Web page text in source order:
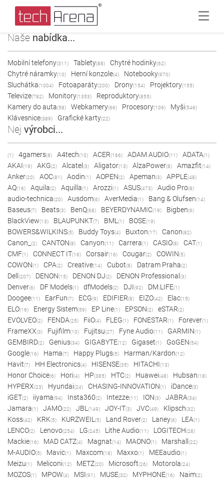
Naše nabídka...
Mobilní telefony(311) Tablety(88) Chytré hodinky(62)
Chytré náramky(10) Herní konzole(4) Notebooky(970)
Sluchátka(1004) Fotoaparáty(200) Drony(154) Projektory(155)
Televize(782) Monitory(1353) Reproduktory(855)
Kamery do auta(58) Webkamery(66) Procesory(109) Myši(546)
Klávesnice(389) Grafické karty(22)
Nej výrobci...
(1) 4gamers(8) A4tech(10) ACER(166) ADAM AUDIO(11) ADATA(1)
AKAI(19) AKG(2) Alcatel (3) Aligator(13) AlzaPower(8) Amazfit(14)
Anker(20) AOC(81) Aodin(1) AOPEN(2) Apeman(3) APPLE(48)
AQ(16) Aquila(2) Aquilla(1) Arozzi(1) ASUS(473) Audio Pro(8)
audio-technica(20) Ausdom(6) AverMedia(1) Bang & Olufsen(14)
Baseus(7) Beats(3) BenQ(68) BEYERDYNAMIC(19) Bigben(6)
BlackView(13) BLAUPUNKT(7) BML (1) BOSE(19)
BOWERS&WILKINS(5) Buddy Toys(4) Buxton(17) Canon(82)
Canon_ (2) CANTON(8) Canyon(11) Carrera(1) CASIO(8) CAT(1)
CMF(1) CONNECT IT(16) Corsair(16) Cougar(2) COWIN(5)
COWON(1) CPA(2) Creative(14) Cubot(8) Datram Praha(2)
Dell (207) DENON(15) DENON DJ(2) DENON Professional (3)
Denver(6) DF Models(1) dfModels(2) DJI(92) DM.LIFE(1)
Doogee(11) EarFun(7) ECG(9) EDIFIER(8) EIZO(42) Elac(15)
ELO(16) Energy Sistem(59) EP Line(1) EPSON(2) eSTAR(2)
EVOLVEO(2) FENDA(25) FiiO(4) FLEG(1) FONESTAR(1) Forever(1)
FrameXX(3) Fujifilm(10) Fujitsu(27) Fyne Audio(11) GARMIN(1)
GEMBIRD(2) Genius(34) GIGABYTE(12) Gigaset(1) GoGEN(54)
Google(16) Hama(7) Happy Plugs(5) Harman/Kardon(12)
Havit(7) HH Electronics(4) HISENSE(35) HITACHI(13)
Honor Choice(6) Hori(4) HP(385) HTC(2) Huawei(48) Hubsan(18)
HYPERX(23) Hyundai(24) CHASING-INNOVATION(1) iDance(3)
iGET(2) iiyama(94) Insta360(2) Intezze(11) ION(3) JABRA(34)
Jamara(1) JAMO(22) JBL (149) JOY-IT(3) JVC(49) Klipsch(32)
Koss(42) KRK(5) KURZWEIL (5) Land Rover(2) Laney(6) LEA(1)
LENCO(2) Lenovo(254) LG(245) Lithe Audio(11) LOGITECH(28)
Mackie(16) MAD CATZ(4) Magnat(14) MAONO(1) Marshall (22)
M-AUDIO(5) Mavic(1) Maxcom(18) Maxxo(1) MEEaudio(1)
Meizu(1) Meliconi(12) METZ(20) Microsoft(26) Motorola(24)
MOZOS(1) MPOW(4) MSI(91) MUSE(32) MYPHONE(16) Naim(2)